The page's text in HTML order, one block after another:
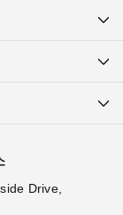
Drive,